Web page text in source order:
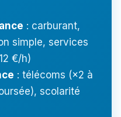
: carburant,
simple, services
€/h)
: télécoms (×2 à
scolarité